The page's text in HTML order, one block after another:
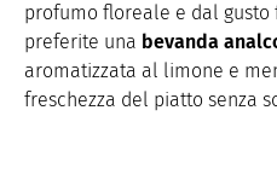
profumo floreale e dal gusto
preferite una bevanda
aromatizzata al limone e
freschezza del piatto senza